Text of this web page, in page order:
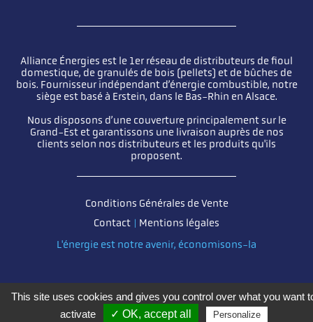
Alliance Énergies est le 1er réseau de distributeurs de fioul
domestique, de granulés de bois (pellets) et de bûches de
bois. Fournisseur indépendant d’énergie combustible, notre
siège est basé à Erstein, dans le Bas-Rhin en Alsace.
Nous disposons d’une couverture principalement sur le
Grand-Est et garantissons une livraison auprès de nos
clients selon nos distributeurs et les produits qu'ils
proposent.
Pied de pageConditions Générales de Vente
Contact
Mentions légales
L'énergie est notre avenir, économisons-la
This site uses cookies and gives you control over what you want
activate
✓ OK, accept all Personalize